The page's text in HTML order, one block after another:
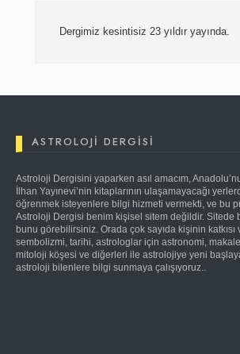
Dergimiz kesintisiz 23 yıldır yayında.
ASTROLOJI DERGISI
Astroloji Dergisini yaparken asıl amacım,
İlhan Yayınevi’nin kitaplarının ulaşamayacağı
öğrenmek isteyenlere bilgi hizmeti vermekti, ve bu
Astroloji Dergisi benim kişisel sitem değildir. Sitede
bunu görebilirsiniz. Orada çok sayıda kişinin katkısı
sembolizmi, tarihi, astrologlar için astronomi,
mitoloji köşesi ve diğerleri ile astrolojiye yeni
astroloji bilenlere bilgi sunmaya çalışıyoruz..